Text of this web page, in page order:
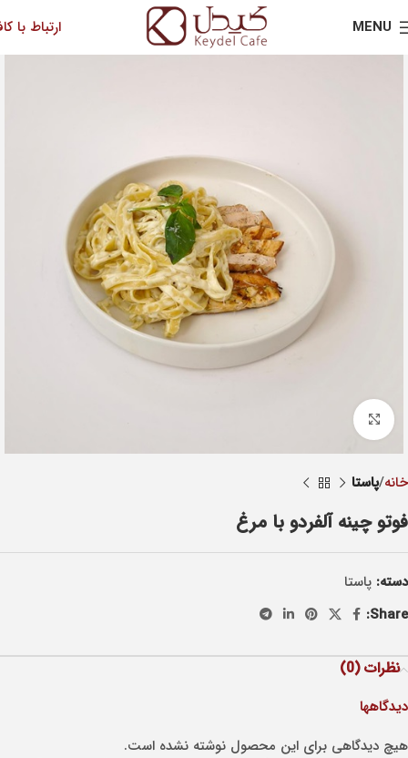
MENU ارتباط با
Click to enlarge
خانه پاستا
فوتو چینه آلفردو با مرغ
دسته: پاستا
Share:
نظرات (0)
دیدگاهها
هیچ دیدگاهی برای این محصول نوشته نشده است.